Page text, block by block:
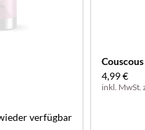
verfügbar
4,99 €
inkl. MwSt.